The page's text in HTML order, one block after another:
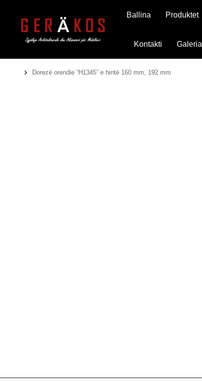
Ballina Produktet
Kontakti Galeria
You are here:
Dorezë orendie “H1345” e hintë 160 mm, 192 mm